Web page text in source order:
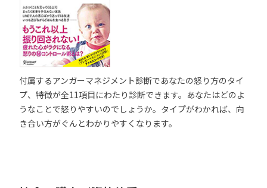
付属するアンガーマネジメント診断であなたの怒り方のタイ
プ、特徴が全11項目にわたり診断できます。あなたはどのよ
うなことで怒りやすいのでしょうか。タイプがわかれば、向
き合い方がぐんとわかりやすくなります。